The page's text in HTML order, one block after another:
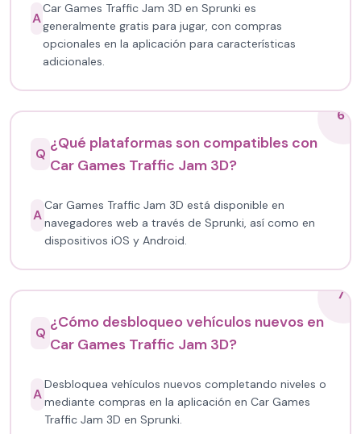
A
Car Games Traffic Jam 3D en Sprunki es
generalmente gratis para jugar, con compras
opcionales en la aplicación para características
adicionales.
6
Q
¿Qué plataformas son compatibles con
Car Games Traffic Jam 3D?
A
Car Games Traffic Jam 3D está disponible en
navegadores web a través de Sprunki, así como en
dispositivos iOS y Android.
7
Q
¿Cómo desbloqueo vehículos nuevos en
Car Games Traffic Jam 3D?
A
Desbloquea vehículos nuevos completando niveles o
mediante compras en la aplicación en Car Games
Traffic Jam 3D en Sprunki.